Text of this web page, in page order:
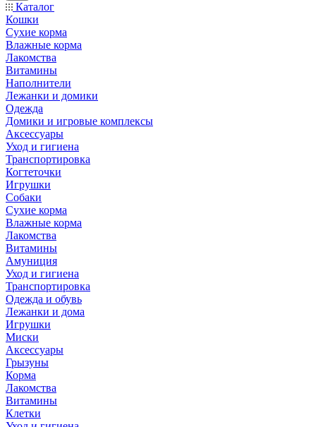
Каталог
Кошки
Сухие корма
Влажные корма
Лакомства
Витамины
Наполнители
Лежанки и домики
Одежда
Домики и игровые комплексы
Аксессуары
Уход и гигиена
Транспортировка
Когтеточки
Игрушки
Собаки
Сухие корма
Влажные корма
Лакомства
Витамины
Амуниция
Уход и гигиена
Транспортировка
Одежда и обувь
Лежанки и дома
Игрушки
Миски
Аксессуары
Грызуны
Корма
Лакомства
Витамины
Клетки